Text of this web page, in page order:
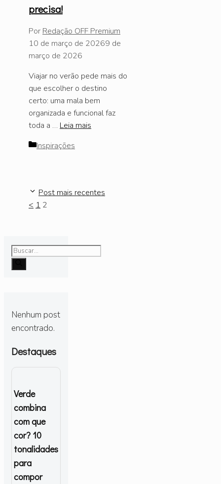
precisa!
Por Redação OFF Premium
10 de março de 20269 de
março de 2026
Viajar no verão pede mais do
que escolher o destino
certo: uma mala bem
organizada e funcional faz
toda a … Leia mais
Categorias
Inspirações
Post mais recentes
< Page
1 Page
2
Pesquisar
por:
Nenhum post
encontrado.
Destaques
Verde
combina
com que
cor? 10
tonalidades
para
compor